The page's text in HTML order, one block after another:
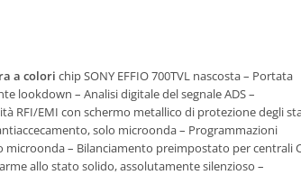
a colori chip SONY EFFIO 700TVL nascosta – Portata
lookdown – Analisi digitale del segnale ADS –
RFI/EMI con schermo metallico di protezione degli
solo microonda – Programmazioni
– Bilanciamento preimpostato per centrali
allo stato solido, assolutamente silenzioso –